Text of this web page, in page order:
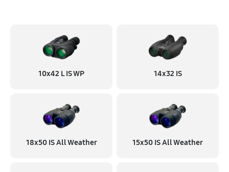
10x42 L IS WP 14x32 IS
18x50 IS All Weather 15x50 IS All Weather